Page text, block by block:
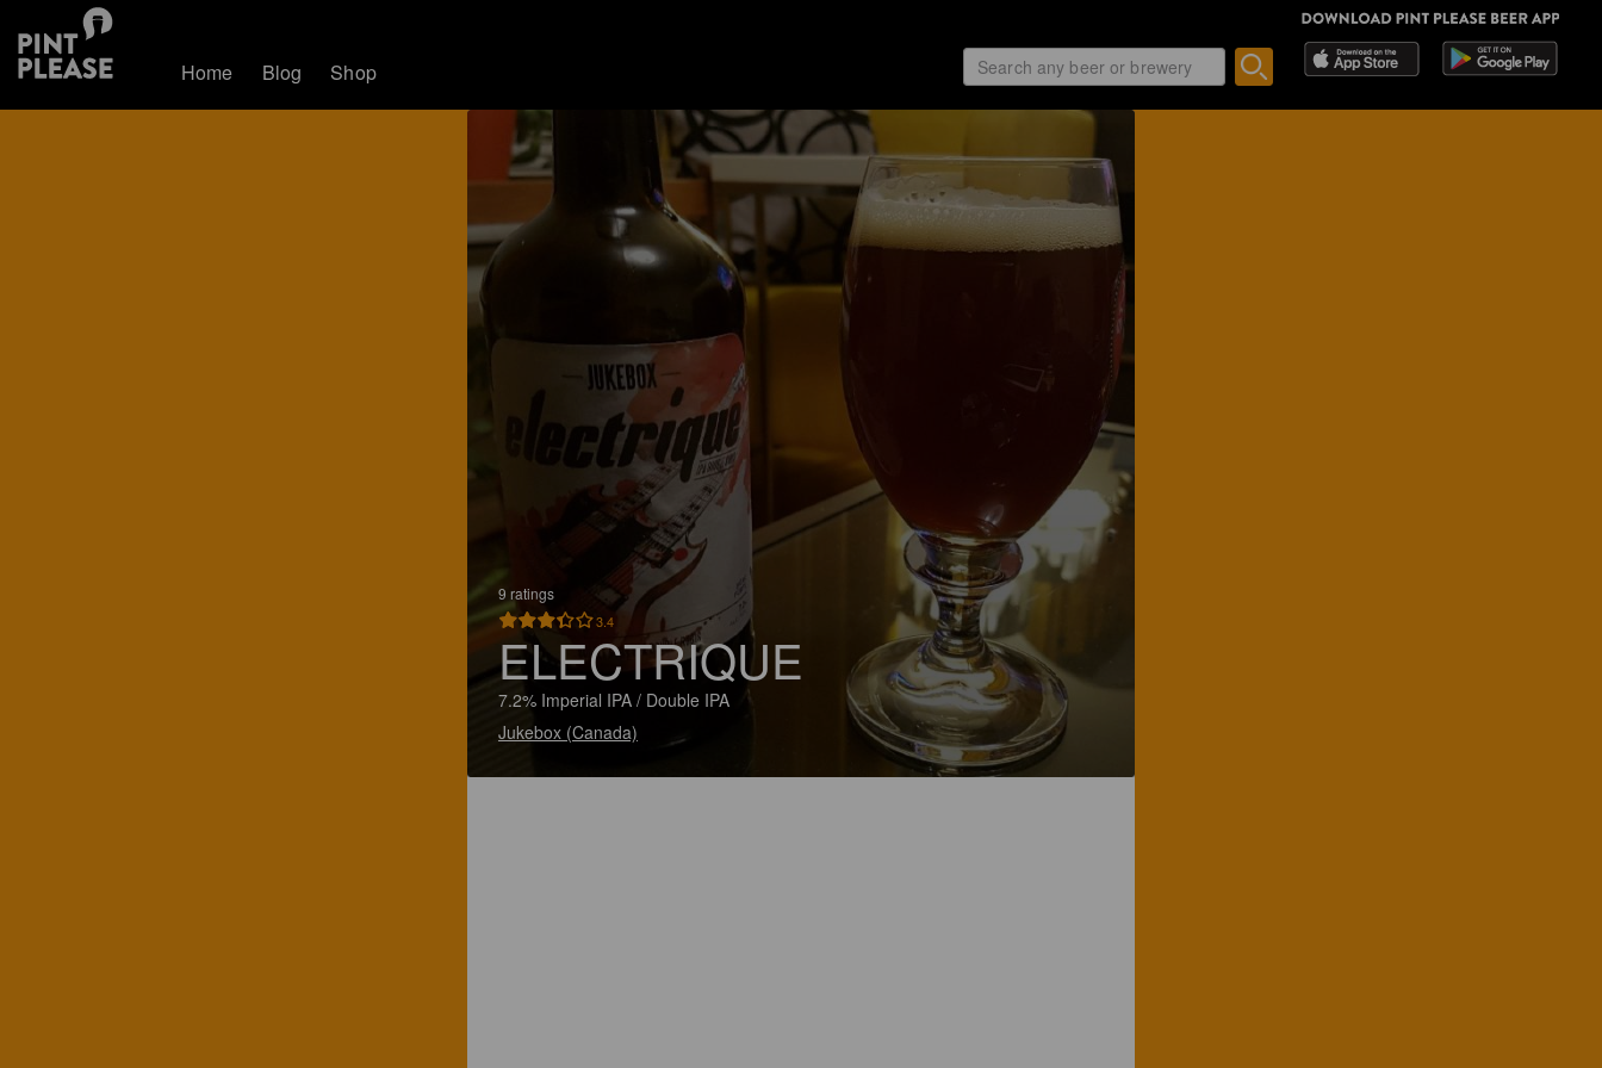
Home Blog Shop
9 ratings
3.4
ELECTRIQUE
7.2% Imperial IPA / Double IPA
Jukebox (Canada)